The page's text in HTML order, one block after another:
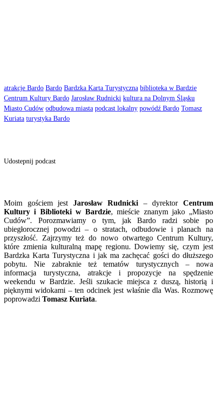
atrakcje Bardo Bardo Bardzka Karta Turystyczna biblioteka w Bardzie
Centrum Kultury Bardo Jarosław Rudnicki kultura na Dolnym Śląsku
Miasto Cudów odbudowa miasta podcast lokalny powódź Bardo Tomasz
Kuriata turystyka Bardo
Udostepnij podcast
Moim gościem jest Jarosław Rudnicki – dyrektorCentrum
Kultury i Biblioteki w Bardzie, mieście znanym jako „Miasto
Cudów”. Porozmawiamy o tym, jak Bardo radzi sobie po
ubiegłorocznej powodzi – o stratach, odbudowie i planach na
przyszłość. Zajrzymy też do nowo otwartego Centrum Kultury,
które zmienia kulturalną mapę regionu. Dowiemy się, czym jest
Bardzka Karta Turystyczna i jak ma zachęcać gości do dłuższego
pobytu. Nie zabraknie też tematów turystycznych – nowa
informacja turystyczna, atrakcje i propozycje na spędzenie
weekendu w Bardzie. Jeśli szukacie miejsca z duszą, historią i
pięknymi widokami – ten odcinek jest właśnie dla Was. Rozmowę
poprowadzi Tomasz Kuriata.